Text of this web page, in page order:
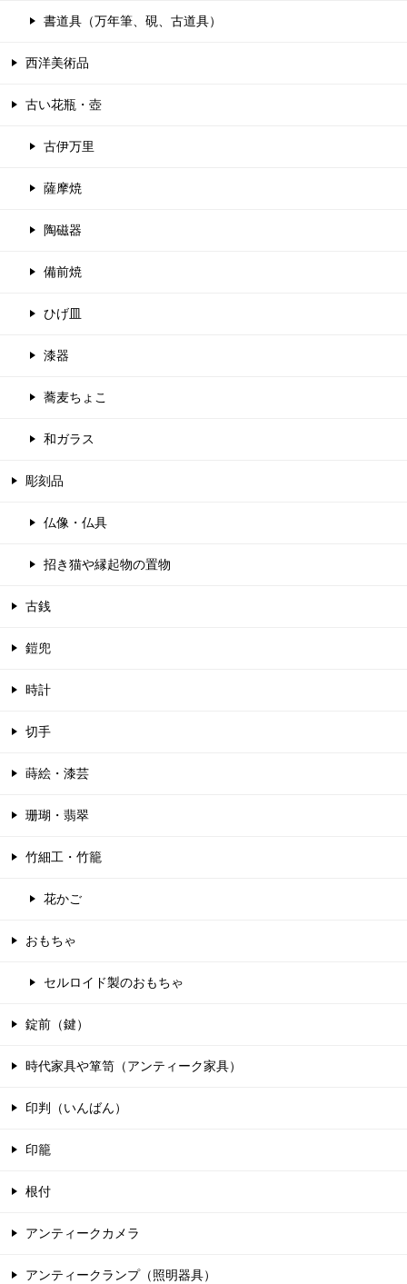
書道具（万年筆、硯、古道具）
西洋美術品
古い花瓶・壺
古伊万里
薩摩焼
陶磁器
備前焼
ひげ皿
漆器
蕎麦ちょこ
和ガラス
彫刻品
仏像・仏具
招き猫や縁起物の置物
古銭
鎧兜
時計
切手
蒔絵・漆芸
珊瑚・翡翠
竹細工・竹籠
花かご
おもちゃ
セルロイド製のおもちゃ
錠前（鍵）
時代家具や箪笥（アンティーク家具）
印判（いんばん）
印籠
根付
アンティークカメラ
アンティークランプ（照明器具）